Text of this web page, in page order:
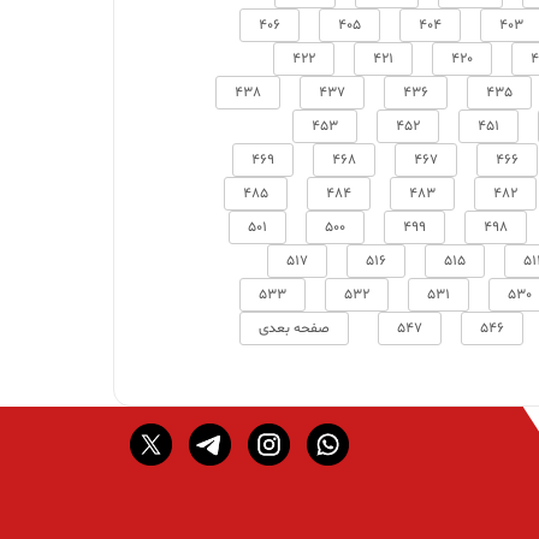
403
404
405
406
420
421
422
435
436
437
438
451
452
453
466
467
468
469
482
483
484
485
498
499
500
501
515
516
517
530
531
532
533
546
547 صفحه بعدی